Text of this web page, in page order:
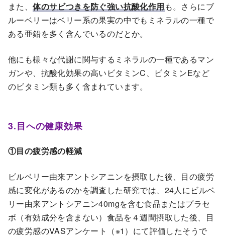
また、体のサビつきを防ぐ強い抗酸化作用も。さらにブ
ルーベリーはベリー系の果実の中でもミネラルの一種で
ある亜鉛を多く含んでいるのだとか。
他にも様々な代謝に関与するミネラルの一種であるマン
ガンや、抗酸化効果の高いビタミンC、ビタミンEなど
のビタミン類も多く含まれています。
3.目への健康効果
①目の疲労感の軽減
ビルベリー由来アントシアニンを摂取した後、目の疲労
感に変化があるのかを調査した研究では、24人にビルベ
リー由来アントシアニン40mgを含む食品またはプラセ
ボ（有効成分を含まない）食品を４週間摂取した後、目
の疲労感のVASアンケート（※1）にて評価したそうで